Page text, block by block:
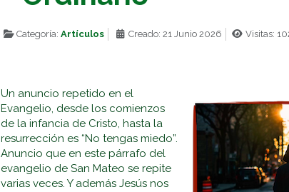
Categoría:Artículos Creado: 21 Junio 2026 Visitas:
Un anuncio repetido en el
Evangelio, desde los comienzos
de la infancia de Cristo, hasta la
resurrección es “No tengas miedo”.
Anuncio que en este párrafo del
evangelio de San Mateo se repite
varias veces. Y además Jesús nos